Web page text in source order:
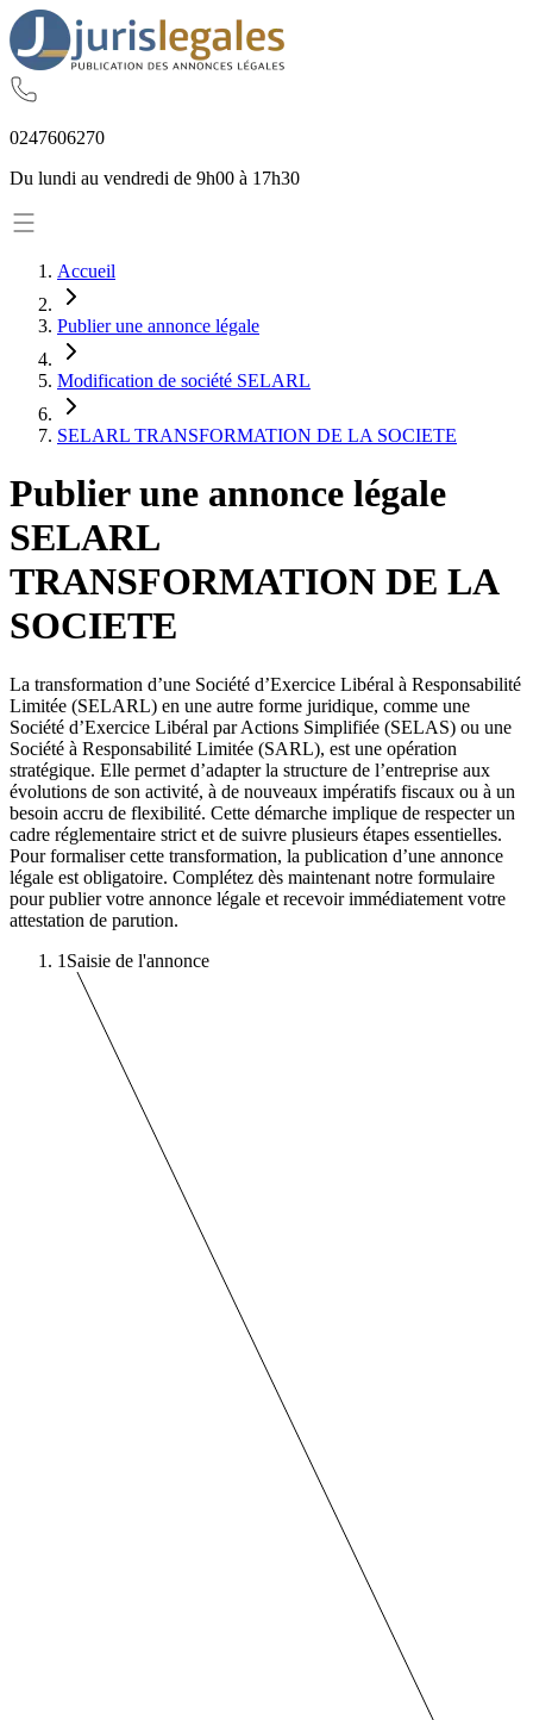
0247606270
Du lundi au vendredi de 9h00 à 17h30
Accueil
Publier une annonce légale
Modification de société SELARL
SELARL TRANSFORMATION DE LA SOCIETE
Publier une annonce légale
SELARL
TRANSFORMATION DE LA
SOCIETE
La transformation d’une Société d’Exercice Libéral à Responsabilité
Limitée (SELARL) en une autre forme juridique, comme une
Société d’Exercice Libéral par Actions Simplifiée (SELAS) ou une
Société à Responsabilité Limitée (SARL), est une opération
stratégique. Elle permet d’adapter la structure de l’entreprise aux
évolutions de son activité, à de nouveaux impératifs fiscaux ou à un
besoin accru de flexibilité. Cette démarche implique de respecter un
cadre réglementaire strict et de suivre plusieurs étapes essentielles.
Pour formaliser cette transformation, la publication d’une annonce
légale est obligatoire. Complétez dès maintenant notre formulaire
pour publier votre annonce légale et recevoir immédiatement votre
attestation de parution.
1 Saisie de l'annonce